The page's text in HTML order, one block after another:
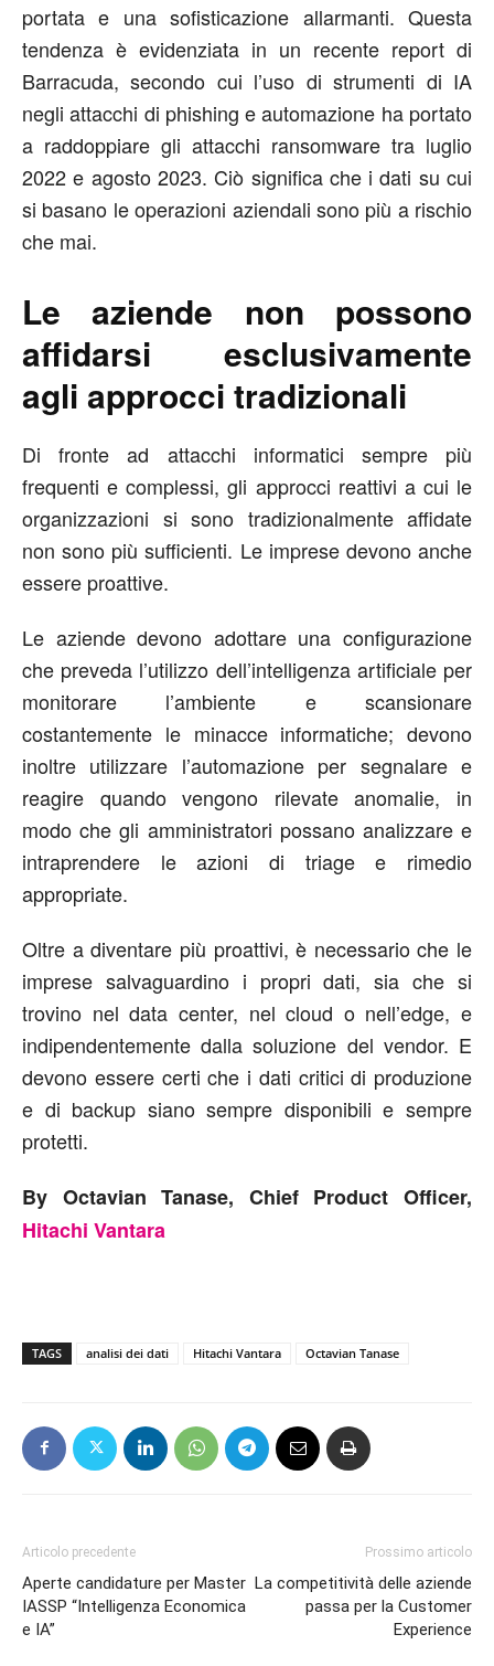
portata e una sofisticazione allarmanti. Questa
tendenza è evidenziata in un recente report di
Barracuda, secondo cui l’uso di strumenti di IA
negli attacchi di phishing e automazione ha portato
a raddoppiare gli attacchi ransomware tra luglio
2022 e agosto 2023. Ciò significa che i dati su cui
si basano le operazioni aziendali sono più a rischio
che mai.
Le aziende non possono
affidarsi esclusivamente
agli approcci tradizionali
Di fronte ad attacchi informatici sempre più
frequenti e complessi, gli approcci reattivi a cui le
organizzazioni si sono tradizionalmente affidate
non sono più sufficienti. Le imprese devono anche
essere proattive.
Le aziende devono adottare una configurazione
che preveda l’utilizzo dell’intelligenza artificiale per
monitorare l’ambiente e scansionare
costantemente le minacce informatiche; devono
inoltre utilizzare l’automazione per segnalare e
reagire quando vengono rilevate anomalie, in
modo che gli amministratori possano analizzare e
intraprendere le azioni di triage e rimedio
appropriate.
Oltre a diventare più proattivi, è necessario che le
imprese salvaguardino i propri dati, sia che si
trovino nel data center, nel cloud o nell’edge, e
indipendentemente dalla soluzione del vendor. E
devono essere certi che i dati critici di produzione
e di backup siano sempre disponibili e sempre
protetti.
By Octavian Tanase, Chief Product Officer,
Hitachi Vantara
TAGS analisi dei dati Hitachi Vantara Octavian Tanase
Articolo precedente
Aperte candidature per Master
IASSP “Intelligenza Economica
e IA”
Prossimo articolo
La competitività delle aziende
passa per la Customer
Experience